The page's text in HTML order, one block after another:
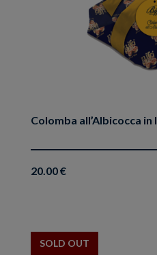
Colomba all’Albicocca in
20.00 €
SOLD OUT